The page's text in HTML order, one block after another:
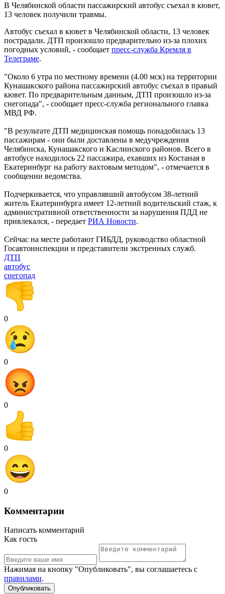
В Челябинской области пассажирский автобус съехал в кювет,
13 человек получили травмы.
Автобус съехал в кювет в Челябинской области, 13 человек
пострадали. ДТП произошло предварительно из-за плохих
погодных условий, - сообщает пресс-служба Кремля в
Телеграме.
"Около 6 утра по местному времени (4.00 мск) на территории
Кунашакского района пассажирский автобус съехал в правый
кювет. По предварительным данным, ДТП произошло из-за
снегопада", - сообщает пресс-служба регионального главка
МВД РФ.
"В результате ДТП медицинская помощь понадобилась 13
пассажирам - они были доставлены в медучреждения
Челябинска, Кунашакского и Каслинского районов. Всего в
автобусе находилось 22 пассажира, ехавших из Костаная в
Екатеринбург на работу вахтовым методом", - отмечается в
сообщении ведомства.
Подчеркивается, что управлявший автобусом 38-летний
житель Екатеринбурга имеет 12-летний водительский стаж, к
административной ответственности за нарушения ПДД не
привлекался, - передает РИА Новости.
Сейчас на месте работают ГИБДД, руководство областной
Госавтоинспекции и представители экстренных служб.
ДТП
автобус
снегопад
0
0
0
0
0
Комментарии
Написать комментарий
Как гость
Нажимая на кнопку "Опубликовать", вы соглашаетесь с
правилами.